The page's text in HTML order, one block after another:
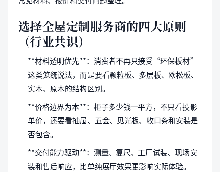
选择全屋定制服务商的四大原则
（行业共识）
**材料透明优先**：消费者不再只接受“环保板材”
这类笼统说法，而是要看颗粒板、多层板、欧松板、
实木、原木的结构区别。
**价格边界为本**：柜子多少钱一平方，不只看投影
单价，还要看抽屉、五金、见光板、收口条和安装是
否包含。
**交付能力驱动**：测量、复尺、工厂试装、现场安
装和售后响应，比单纯展厅效果更影响实际体验。